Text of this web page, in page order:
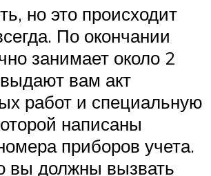
но это происходит
По окончании
занимает около 2
вам акт
работ и специальную
написаны
приборов учета.
вы должны вызвать